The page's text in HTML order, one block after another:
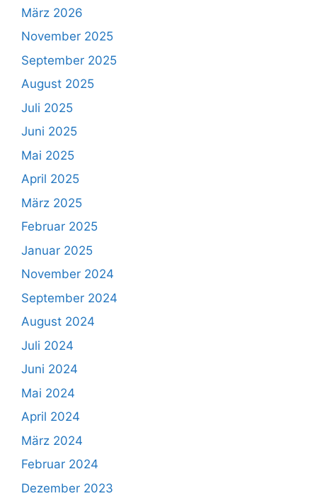
März 2026
November 2025
September 2025
August 2025
Juli 2025
Juni 2025
Mai 2025
April 2025
März 2025
Februar 2025
Januar 2025
November 2024
September 2024
August 2024
Juli 2024
Juni 2024
Mai 2024
April 2024
März 2024
Februar 2024
Dezember 2023